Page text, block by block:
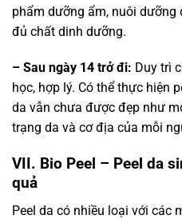
phẩm dưỡng ẩm, nuôi
đủ chất dinh dưỡng.
– Sau ngày 14 trở đi: Duy trì
học, hợp lý. Có thể thực hiện
da vẫn chưa được đẹp như
trạng da và cơ địa của mỗi
VII. Bio Peel – Peel da
quả
Peel da có nhiều loại với các